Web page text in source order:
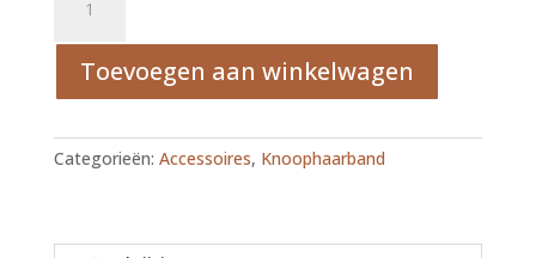
haarband
terracotta
aantalToevoegen aan winkelwagen
Categorieën: Accessoires, Knoophaarband